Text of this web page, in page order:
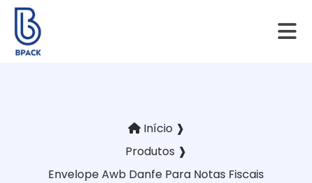
Início ❱
Produtos ❱
Envelope Awb Danfe Para Notas Fiscais